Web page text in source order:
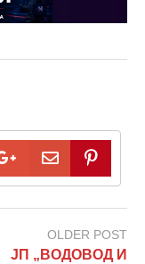
OLDER POST
ЈП „ВОДОВОД И